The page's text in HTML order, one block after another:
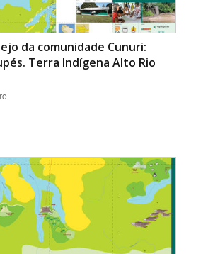
da comunidade Cunuri:
Terra Indígena Alto Rio